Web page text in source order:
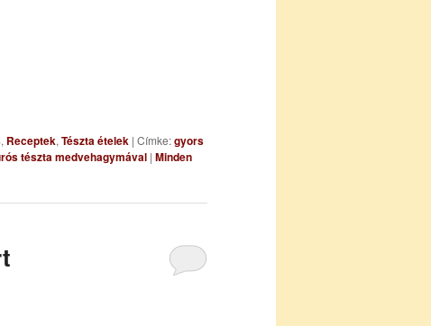
, Receptek, Tészta ételek | Címke:gyors
tészta medvehagymával | Minden